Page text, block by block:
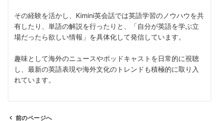
その経験を活かし、Kimini英会話では英語学習のノウハウを共
有したり、単語の解説を行ったりと、「自分が英語を学ぶ立
場だったら欲しい情報」を具体化して発信しています。
趣味として海外のニュースやポッドキャストを日常的に視聴
し、最新の英語表現や海外文化のトレンドも積極的に取り入
れています。
前のページへ